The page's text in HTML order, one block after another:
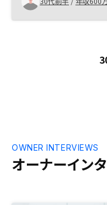
オーナーイン
OWNER INTERVIEWS